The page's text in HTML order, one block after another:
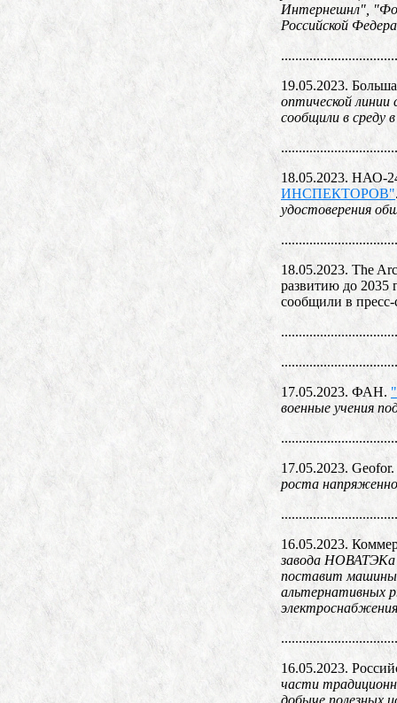
Интернешнл",
Российской
19.05.2023.
оптической
сообщили в среду
18.05.2023. НАО-
ИНСПЕКТОРОВ"
удостоверения
18.05.2023. The
развитию до 2035
сообщили в
17.05.2023. ФАН.
военные учения
17.05.2023. Geofor.
роста
16.05.2023.
завода НОВАТЭКа
поставит машины
альтернативных
16.05.2023.
части
добыче полезных